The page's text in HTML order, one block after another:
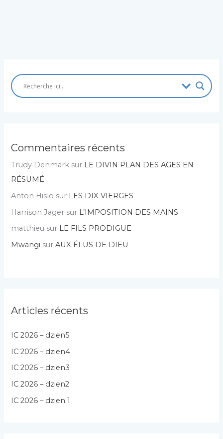
Commentaires récents
Trudy Denmark sur LE DIVIN PLAN DES AGES EN
RÉSUMÉ
Anton Hislo sur LES DIX VIERGES
Harrison Jager sur L’IMPOSITION DES MAINS
matthieu sur LE FILS PRODIGUE
Mwangi surAUX ÉLUS DE DIEU
Articles récents
IC 2026 – dzien5
IC 2026 – dzien4
IC 2026 – dzien3
IC 2026 – dzien2
IC 2026 – dzien 1